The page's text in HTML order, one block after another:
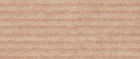
Μεγάλο Κοραλλιογενή
Αυστραλίας επιβεβαίωση
αλλαγής